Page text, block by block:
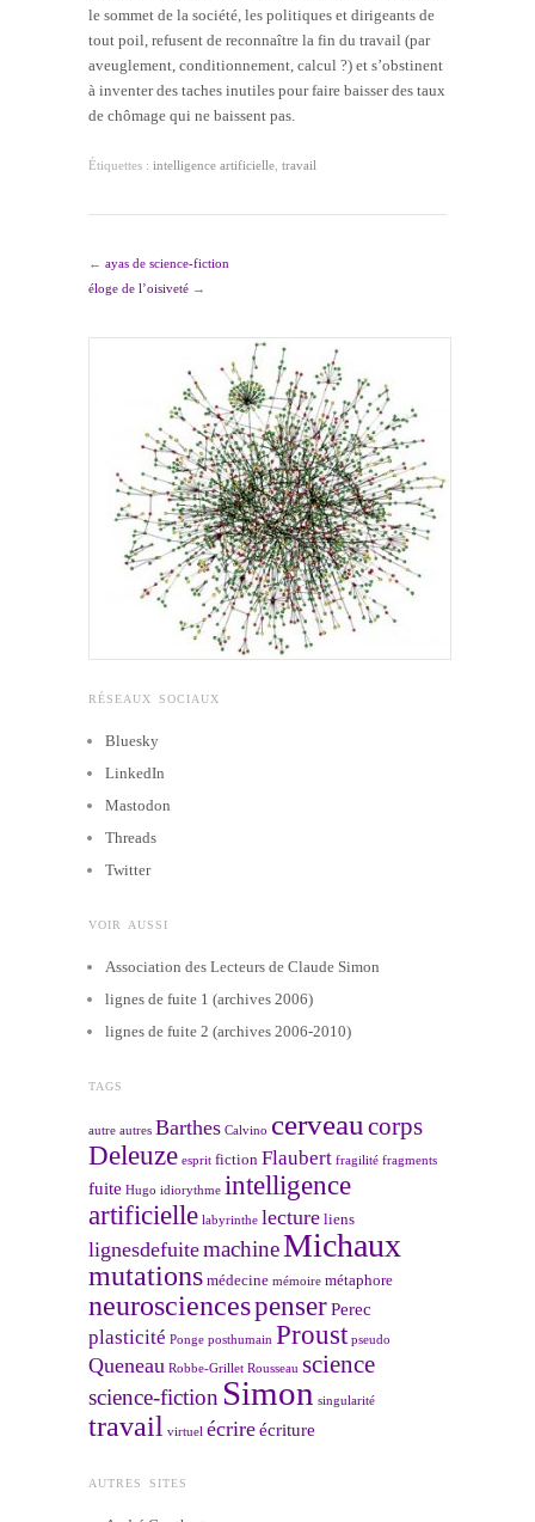
le sommet de la société, les politiques et dirigeants de
tout poil, refusent de reconnaître la fin du travail (par
aveuglement, conditionnement, calcul ?) et s’obstinent
à inventer des taches inutiles pour faire baisser des taux
de chômage qui ne baissent pas.
Étiquettes : intelligence artificielle travail
← ayas de science-fiction
éloge de l’oisiveté →
RÉSEAUX SOCIAUX
Bluesky
LinkedIn
Mastodon
Threads
Twitter
VOIR AUSSI
Association des Lecteurs de Claude Simon
lignes de fuite 1 (archives 2006)
lignes de fuite 2 (archives 2006-2010)
TAGS
autre autres Barthes Calvino cerveau corps
Deleuze esprit fiction Flaubert fragilité fragments
fuite Hugo idiorythme intelligence
artificielle labyrinthe lecture liens
lignesdefuitemachineMichaux
mutations médecine mémoire métaphore
neurosciencespenserPerec
plasticité Ponge posthumain Proust pseudo
Queneau Robbe-Grillet Rousseau science
science-fiction Simon singularité
travail virtuel écrireécriture
AUTRES SITES